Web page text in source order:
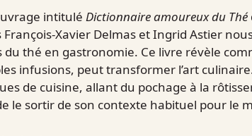
intitulé Dictionnaire amoureux du Thé
Xavier Delmas et Ingrid Astier
du thé en gastronomie. Ce livre révèle
infusions, peut transformer l’art
de cuisine, allant du pochage à la
le sortir de son contexte habituel pour le